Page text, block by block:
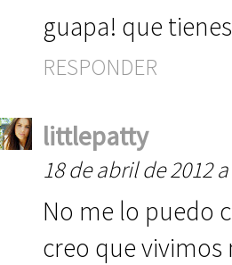
guapa! que
RESPONDER
littlepatty
18 de abril de 2012
No me lo puedo
creo que